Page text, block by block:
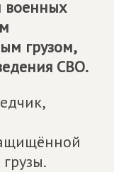
военных
грузом,
СВО.